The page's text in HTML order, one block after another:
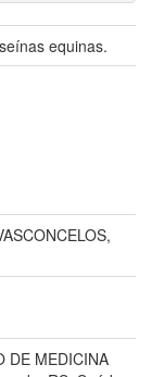
equinas.
DE MEDICINA